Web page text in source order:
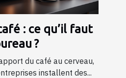
: ce qu’il faut
?
du café au cerveau,
installent des...